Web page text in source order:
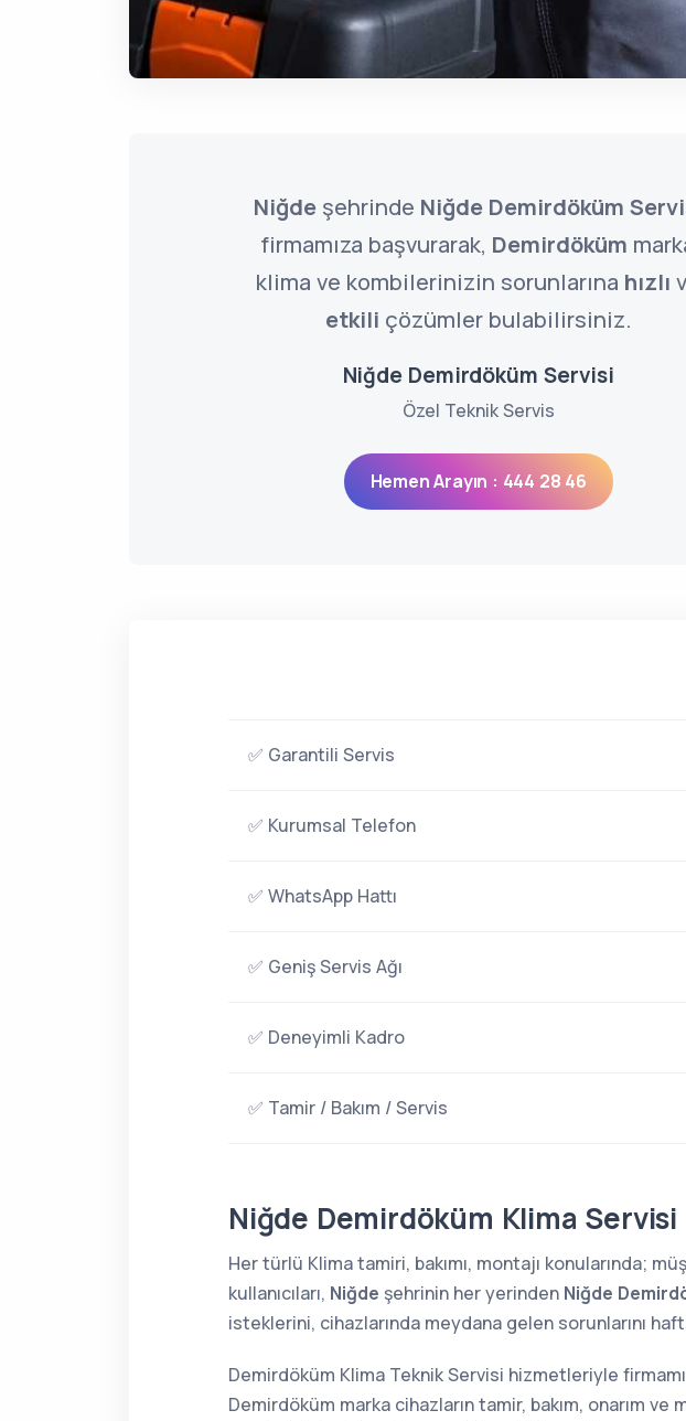
Niğdeşehrinde Niğde Demirdöküm
firmamıza başvurarak, Demirdöküm
klima ve kombilerinizin sorunlarına hızlı
etkili çözümler bulabilirsiniz.
Niğde Demirdöküm Servisi
Özel Teknik Servis
Hemen Arayın : 444 28 46
✅ Garantili Servis
✅ Kurumsal Telefon
✅ WhatsApp Hattı
✅ Geniş Servis Ağı
✅ Deneyimli Kadro
✅ Tamir / Bakım / Servis
Niğde Demirdöküm Klima Servisi
Her türlü Klima tamiri, bakımı, montajı konularında;
kullanıcıları, Niğde şehrinin her yerinden Niğde
isteklerini, cihazlarında meydana gelen sorunlarını
Demirdöküm Klima Teknik Servisi hizmetleriyle
Demirdöküm marka cihazların tamir, bakım, onarım